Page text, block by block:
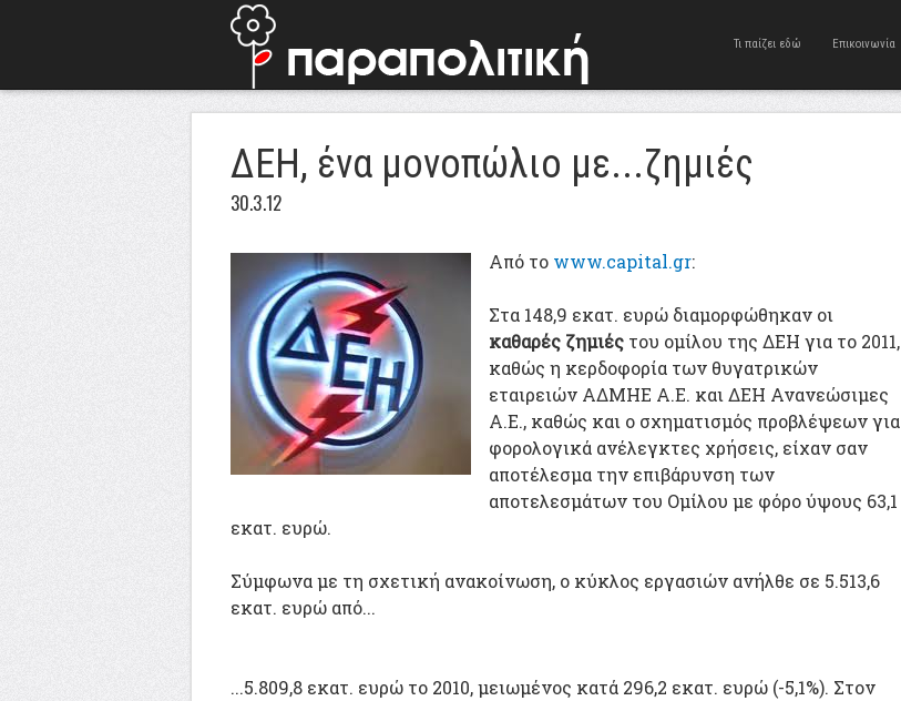
Τι παίζει εδώ Επικοινωνία
ΔΕΗ, ένα μονοπώλιο με...ζημιές
30.3.12
Aπό το www.capital.gr:
Στα 148,9 εκατ. ευρώ διαμορφώθηκαν οι
καθαρές ζημιές του ομίλου της ΔΕΗ για το 2011,
καθώς η κερδοφορία των θυγατρικών
εταιρειών ΑΔΜΗΕ Α.Ε. και ΔΕΗ Ανανεώσιμες
Α.Ε., καθώς και ο σχηματισμός προβλέψεων για
φορολογικά ανέλεγκτες χρήσεις, είχαν σαν
αποτέλεσμα την επιβάρυνση των
αποτελεσμάτων του Ομίλου με φόρο ύψους 63,1
εκατ. ευρώ.
Σύμφωνα με τη σχετική ανακοίνωση, ο κύκλος εργασιών ανήλθε σε 5.513,6
εκατ. ευρώ από...
...5.809,8 εκατ. ευρώ το 2010, μειωμένος κατά 296,2 εκατ. ευρώ (-5,1%). Στον